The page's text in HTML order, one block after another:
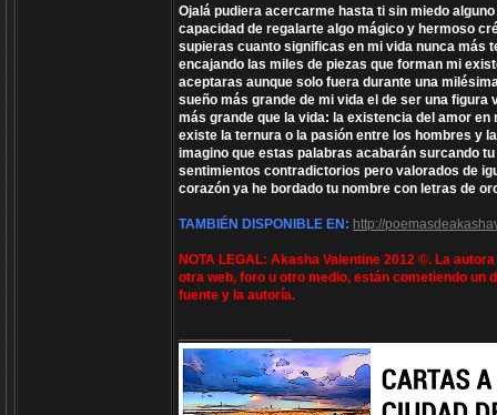
Ojalá pudiera acercarme hasta ti sin miedo
capacidad de regalarte algo mágico y hermoso
supieras cuanto significas en mi vida nunca más
encajando las miles de piezas que forman mi
aceptaras aunque solo fuera durante una
sueño más grande de mi vida el de ser una figura
más grande que la vida: la existencia del amor
existe la ternura o la pasión entre los hombres y
imagino que estas palabras acabarán surcando
sentimientos contradictorios pero valorados de
corazón ya he bordado tu nombre con letras de
TAMBIÉN DISPONIBLE EN: http://
NOTA LEGAL: Akasha Valentine 2012 ©. La
otra web, foro u otro medio, están cometiendo un
fuente y la autoría.